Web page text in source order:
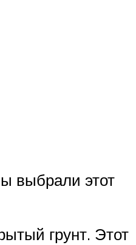
выбрали этот
грунт. Этот